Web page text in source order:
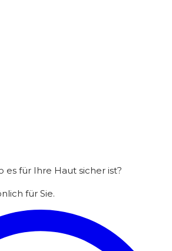
es für Ihre Haut sicher ist?
für Sie.